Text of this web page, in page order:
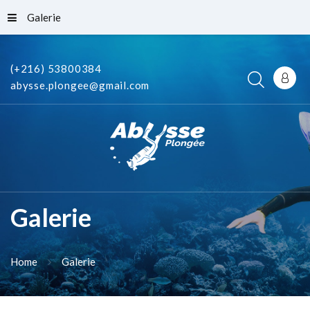
(+216) 53800384
abysse.plongee@gmail.com
Galerie
Galerie
Home Galerie